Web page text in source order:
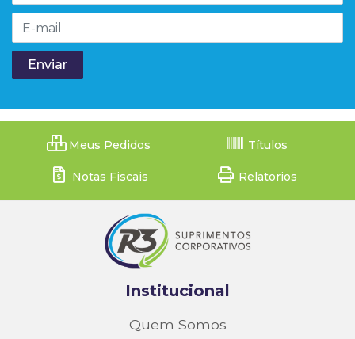
Meus Pedidos Títulos
Notas Fiscais Relatorios
Institucional
Quem Somos